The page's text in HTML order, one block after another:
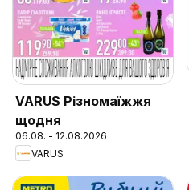
VARUS Різномаїжжя
щодня
06.08. - 12.08.2026
VARUS